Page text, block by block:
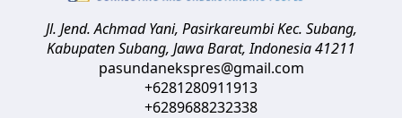
Jl. Jend. Achmad Yani, Pasirkareumbi Kec. Subang,
Kabupaten Subang, Jawa Barat,Indonesia41211
pasundanekspres@gmail.com
+6281280911913
+6289688232338